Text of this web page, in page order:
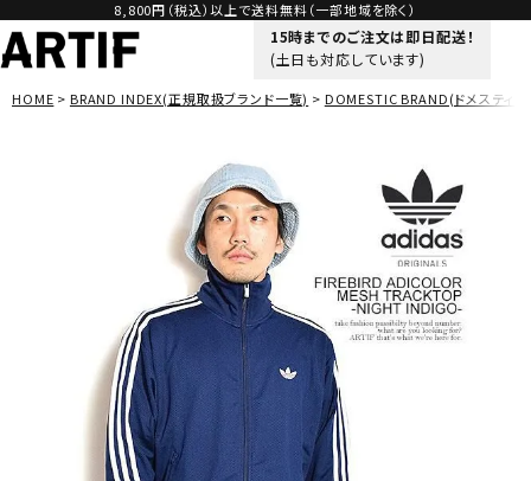
8,800円（税込）以上で送料無料（一部地域を除く）
15時までのご注文は即日配送！
(土日も対応しています)
HOME BRAND INDEX(正規取扱ブランド一覧) DOMESTIC BRAND(ドメスティッ